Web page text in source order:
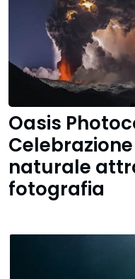
Oasis
naturale
fotografia